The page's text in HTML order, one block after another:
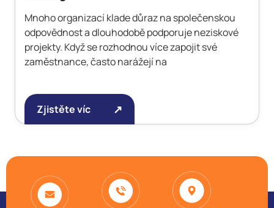
Mnoho organizací klade důraz na společenskou
odpovědnost a dlouhodobě podporuje neziskové
projekty. Když se rozhodnou více zapojit své
zaměstnance, často narážejí na
Zjistěte víc